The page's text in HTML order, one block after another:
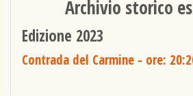
Archivio storico
Edizione 2023
Contrada del Carmine - ore: